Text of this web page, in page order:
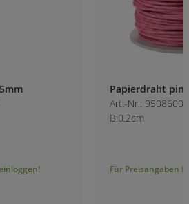
Papierdraht pink
Art.-Nr.: 9508600-
B:0.2cm
Für Preisangaben